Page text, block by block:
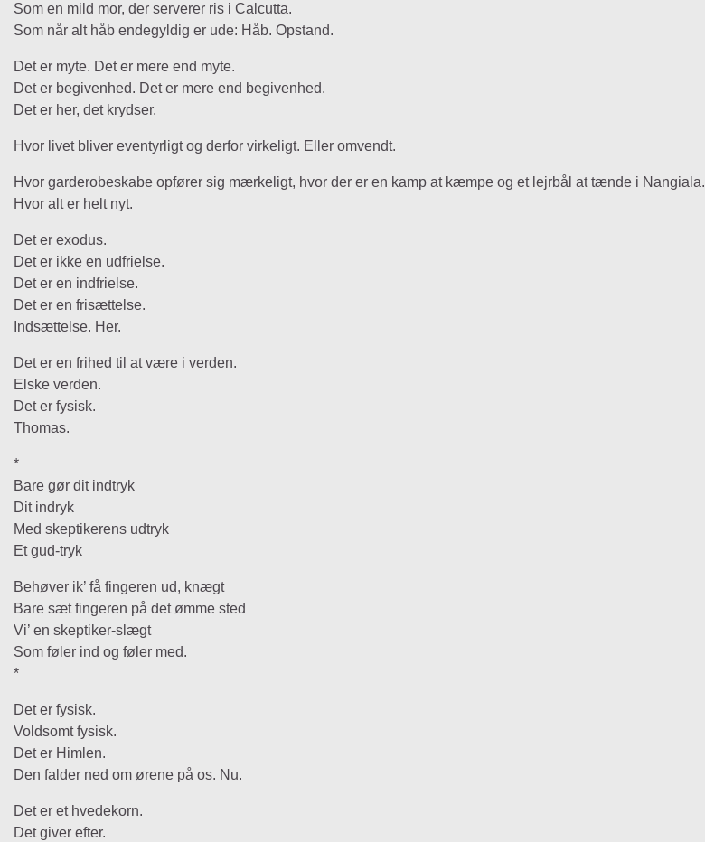
Som en mild mor, der serverer ris i Calcutta.
Som når alt håb endegyldig er ude: Håb. Opstand.
Det er myte. Det er mere end myte.
Det er begivenhed. Det er mere end begivenhed.
Det er her, det krydser.
Hvor livet bliver eventyrligt og derfor virkeligt. Eller omvendt.
Hvor garderobeskabe opfører sig mærkeligt, hvor der er en kamp at kæmpe og et lejrbål at tænde i Nangiala.
Hvor alt er helt nyt.
Det er exodus.
Det er ikke en udfrielse.
Det er en indfrielse.
Det er en frisættelse.
Indsættelse. Her.
Det er en frihed til at være i verden.
Elske verden.
Det er fysisk.
Thomas.
*
Bare gør dit indtryk
Dit indryk
Med skeptikerens udtryk
Et gud-tryk
Behøver ik’ få fingeren ud, knægt
Bare sæt fingeren på det ømme sted
Vi’ en skeptiker-slægt
Som føler ind og føler med.
*
Det er fysisk.
Voldsomt fysisk.
Det er Himlen.
Den falder ned om ørene på os. Nu.
Det er et hvedekorn.
Det giver efter.